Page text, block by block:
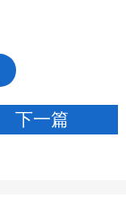
下一篇